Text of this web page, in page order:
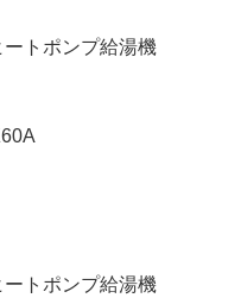
トポンプ給湯機
トポンプ給湯機